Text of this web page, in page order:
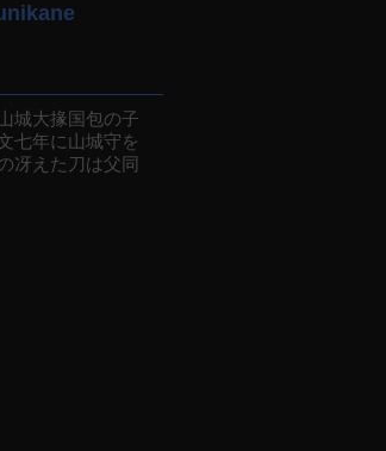
城大掾国包の子
七年に山城守を
冴えた刀は父同